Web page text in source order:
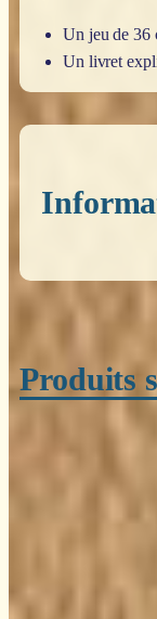
Un jeu de 36
Un livret
Produits